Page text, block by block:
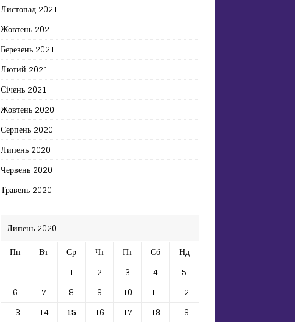
Листопад 2021
Жовтень 2021
Березень 2021
Лютий 2021
Січень 2021
Жовтень 2020
Серпень 2020
Липень 2020
Червень 2020
Травень 2020
Липень 2020
Пн
Вт Ср Чт Пт Сб
Нд
1
2 3 4
5
6
7 8 9 10 11
12
13
14 15 16 17 18 19